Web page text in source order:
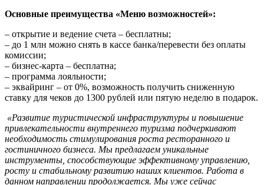
Основные преимущества «Меню возможностей»:
– открытие и ведение счета – бесплатны;
– до 1 млн можно снять в кассе банка/перевести без оплаты
комиссии;
– бизнес-карта – бесплатна;
– программа лояльности;
– эквайринг – от 0%, возможность получить сниженную
ставку для чеков до 1300 рублей или пятую неделю в подарок.
«Развитие туристической инфраструктуры и повышение
привлекательности внутреннего туризма подчеркивают
необходимость стимулирования роста ресторанного и
гостиничного бизнеса. Мы предлагаем уникальные
инструменты, способствующие эффективному управлению,
росту и стабильному развитию наших клиентов. Работа в
данном направлении продолжается. Мы уже сейчас